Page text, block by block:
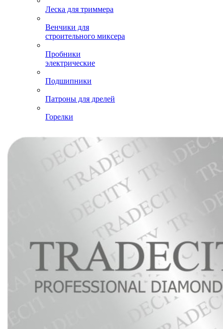
Леска для триммера
Венчики для
строительного миксера
Пробники
электрические
Подшипники
Патроны для дрелей
Горелки